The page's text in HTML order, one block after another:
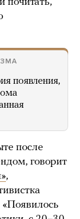
появления,
после
говорит
,